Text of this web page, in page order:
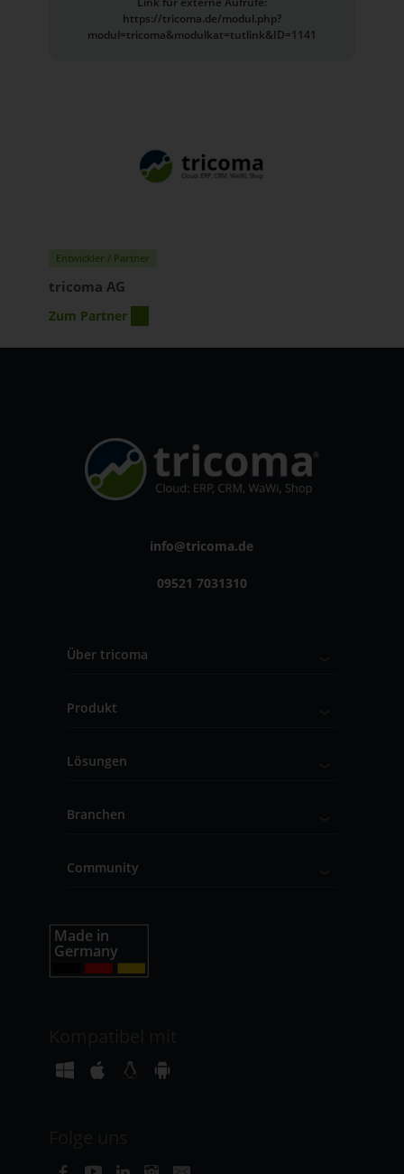
https://tricoma.de/modul.php?
modul=tricoma&modulkat=tutlink&ID=1141
Entwickler / Partner
tricoma AG
Zum Partner
info@tricoma.de
09521 7031310
Über tricoma
Produkt
Lösungen
Branchen
Community